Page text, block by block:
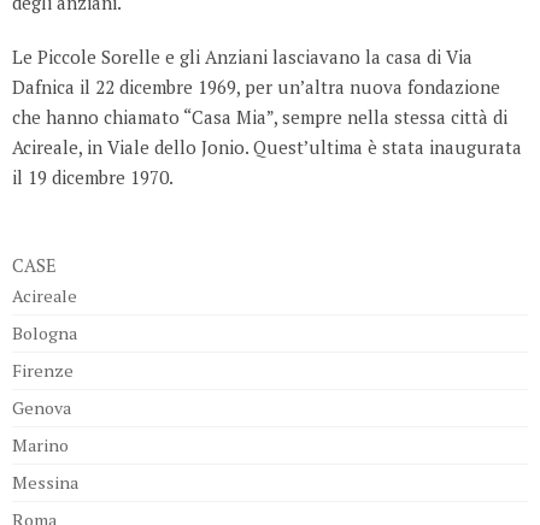
Le Piccole Sorelle e gli Anziani lasciavano la casa di Via
Dafnica il 22 dicembre 1969, per un’altra nuova fondazione
che hanno chiamato “Casa Mia”, sempre nella stessa città di
Acireale, in Viale dello Jonio. Quest’ultima è stata inaugurata
il 19 dicembre 1970.
CASE
Acireale
Bologna
Firenze
Genova
Marino
Messina
Roma